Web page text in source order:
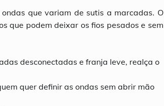
que variam de sutis a marcadas. O
que podem deixar os fios pesados e sem
desconectadas e franja leve, realça o
quer definir as ondas sem abrir mão